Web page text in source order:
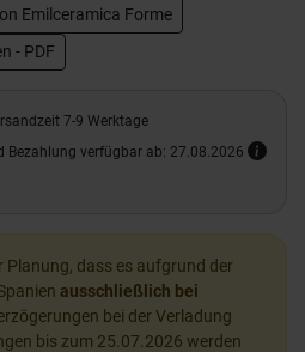
Emilceramica Forme
- PDF
7-9 Werktage
Bezahlung verfügbar ab: 27.08.2026
Planung, dass es aufgrund der
ausschließlich bei
bei der Verladung
bis zum 25.07.2026 werden